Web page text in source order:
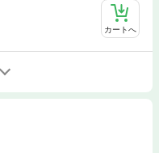
カートへ